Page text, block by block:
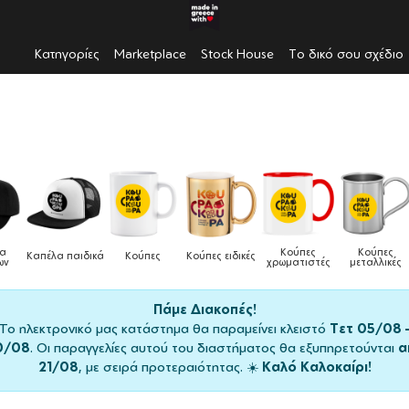
Κατηγορίες Marketplace Stock House Το δικό σου σχέδιο
Καπέλα παιδικά Κούπες Κούπες ειδικές Κούπες
χρωματιστές
Κούπες
μεταλλικές
Πάμε Διακοπές!
Το ηλεκτρονικό μας κατάστημα θα παραμείνει κλειστό Τετ 05/08
08. Οι παραγγελίες αυτού του διαστήματος θα εξυπηρετούνται
21/08, με σειρά προτεραιότητας. ☀️ Καλό Καλοκαίρι!